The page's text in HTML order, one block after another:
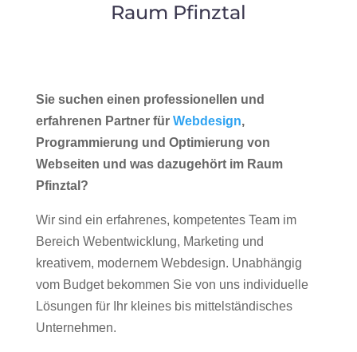
Raum Pfinztal
Sie suchen einen professionellen und
erfahrenen Partner für Webdesign,
Programmierung und Optimierung von
Webseiten und was dazugehört im Raum
Pfinztal?
Wir sind ein erfahrenes, kompetentes Team im
Bereich Webentwicklung, Marketing und
kreativem, modernem Webdesign. Unabhängig
vom Budget bekommen Sie von uns individuelle
Lösungen für Ihr kleines bis mittelständisches
Unternehmen.